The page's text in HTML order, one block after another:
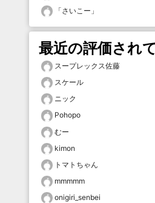
「さいこー 」
最近の評価され
スープレックス佐藤
スケール
ニック
Pohopo
むー
kimon
トマトちゃん
mmmmm
onigiri_senbei